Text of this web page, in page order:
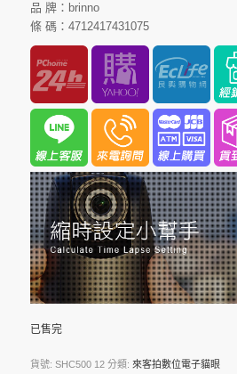
品 牌：brinno
條 碼：4712417431075
已售完
貨號: SHC500 12 分類: 來客拍數位電子貓眼